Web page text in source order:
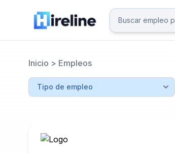
Inicio > Empleos